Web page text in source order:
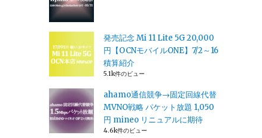
発売記念 Mi 11 Lite 5G 20,000
円【OCNモバイルONE】7/2～16
積算紹介
5.1k件のビュー
ahamo通信競争→固定回線代替
MVNO戦略 パケット放題 1,050
円 mineo リニュアルに期待
4.6k件のビュー